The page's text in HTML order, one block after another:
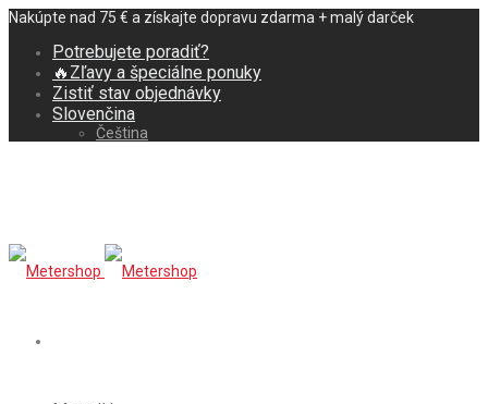
Nakúpte nad 75 € a získajte dopravu zdarma + malý darček
Potrebujete poradiť?
🔥Zľavy a špeciálne ponuky
Zistiť stav objednávky
Slovenčina
Čeština